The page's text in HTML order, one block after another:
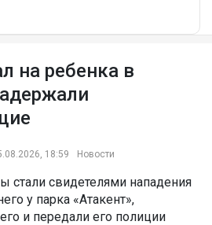
на ребенка в
18:59 Новости
свидетелями нападения
у парка «Атакент»,
и передали его полиции